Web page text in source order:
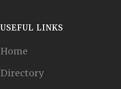
USEFUL LINKS
Home
Directory